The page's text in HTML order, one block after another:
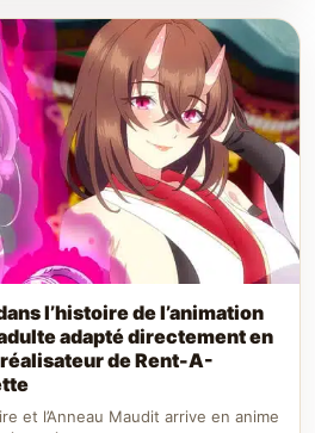
l’histoire de l’animation
adapté directement en
réalisateur de Rent-A-
et l’Anneau Maudit arrive en anime